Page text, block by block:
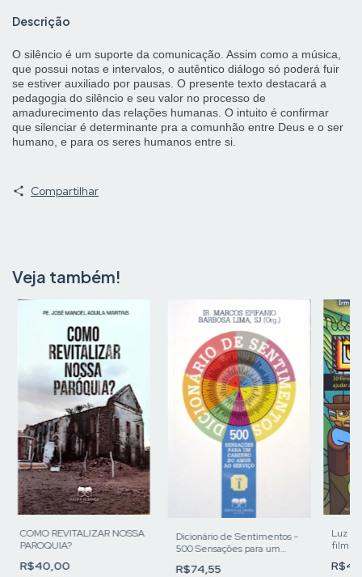
Descrição
O silêncio é um suporte da comunicação. Assim como a música,
que possui notas e intervalos, o autêntico diálogo só poderá fuir
se estiver auxiliado por pausas. O presente texto destacará a
pedagogia do silêncio e seu valor no processo de
amadurecimento das relações humanas. O intuito é confirmar
que silenciar é determinante pra a comunhão entre Deus e o ser
humano, e para os seres humanos entre si.
Compartilhar
Veja também!
COMO REVITALIZAR NOSSA
PAROQUIA?
R$40,00
Dicionário de Sentimentos -
500 Sensações para um
R$74,55
Luz
filmes